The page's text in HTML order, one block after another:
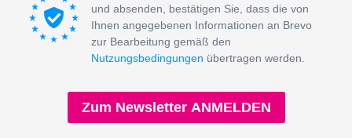
und absenden, bestätigen Sie, dass die von
Ihnen angegebenen Informationen an Brevo
zur Bearbeitung gemäß den
Nutzungsbedingungen übertragen werden.
Zum Newsletter ANMELDEN